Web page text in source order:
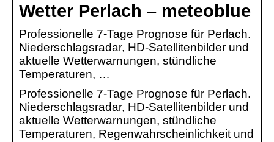
Wetter Perlach – meteoblue
Professionelle 7-Tage Prognose für Perlach.
Niederschlagsradar, HD-Satellitenbilder und
aktuelle Wetterwarnungen, stündliche
Temperaturen, …
Professionelle 7-Tage Prognose für Perlach.
Niederschlagsradar, HD-Satellitenbilder und
aktuelle Wetterwarnungen, stündliche
Temperaturen, Regenwahrscheinlichkeit und